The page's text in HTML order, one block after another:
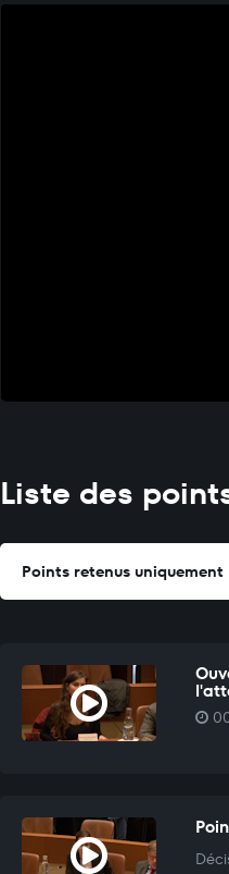
Liste des
Points retenus uniquement